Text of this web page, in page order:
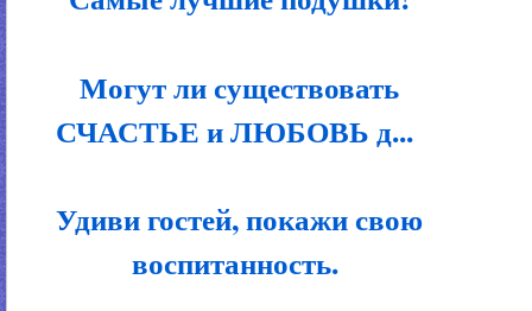
Могут ли существовать
СЧАСТЬЕ и ЛЮБОВЬ д...
Удиви гостей, покажи свою
воспитанность.